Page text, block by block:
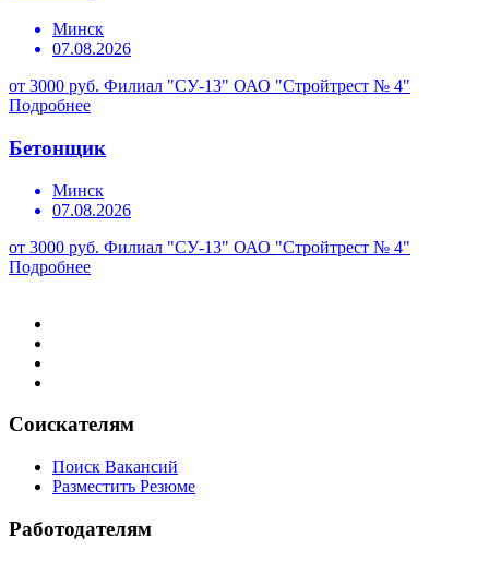
Минск
07.08.2026
от 3000 руб. Филиал "СУ-13" ОАО "Стройтрест № 4"
Подробнее
Бетонщик
Минск
07.08.2026
от 3000 руб. Филиал "СУ-13" ОАО "Стройтрест № 4"
Подробнее
Соискателям
Поиск Вакансий
Разместить Резюме
Работодателям